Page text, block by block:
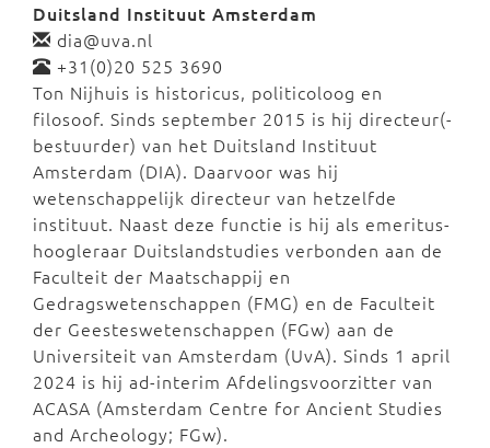
Duitsland Instituut Amsterdam
dia@uva.nl
+31(0)20 525 3690
Ton Nijhuis is historicus, politicoloog en
filosoof. Sinds september 2015 is hij directeur(-
bestuurder) van het Duitsland Instituut
Amsterdam (DIA). Daarvoor was hij
wetenschappelijk directeur van hetzelfde
instituut. Naast deze functie is hij als emeritus-
hoogleraar Duitslandstudies verbonden aan de
Faculteit der Maatschappij en
Gedragswetenschappen (FMG) en de Faculteit
der Geesteswetenschappen (FGw) aan de
Universiteit van Amsterdam (UvA). Sinds 1 april
2024 is hij ad-interim Afdelingsvoorzitter van
ACASA (Amsterdam Centre for Ancient Studies
and Archeology; FGw).